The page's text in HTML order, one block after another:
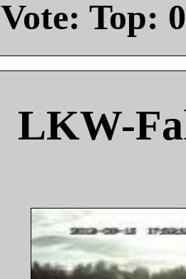
Vote: Top: 0
LKW-